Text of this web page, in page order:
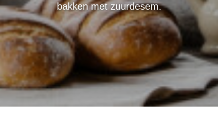
bakken met zuurdesem.